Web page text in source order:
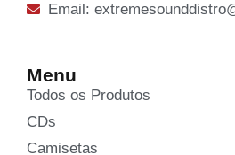
Email:
Menu
Todos os Produtos
CDs
Camisetas